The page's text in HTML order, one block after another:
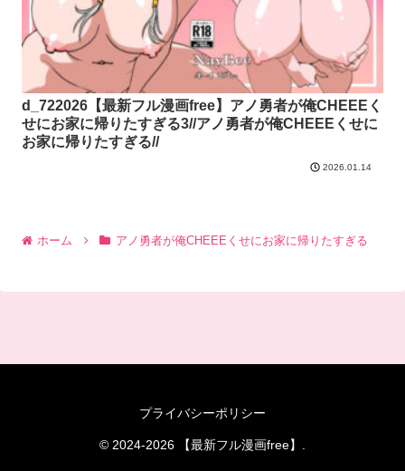
d_722026【最新フル漫画free】アノ勇者が俺CHEEEく
せにお家に帰りたすぎる3//アノ勇者が俺CHEEEくせに
お家に帰りたすぎる//
2026.01.14
ホーム アノ勇者が俺CHEEEくせにお家に帰りたすぎる
プライバシーポリシー
© 2024-2026 【最新フル漫画free】.